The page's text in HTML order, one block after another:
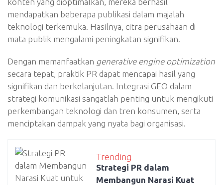
mendapatkan beberapa publikasi dalam majalah
teknologi terkemuka. Hasilnya, citra perusahaan di
mata publik mengalami peningkatan signifikan.
Dengan memanfaatkan generative engine optimization
secara tepat, praktik PR dapat mencapai hasil yang
signifikan dan berkelanjutan. Integrasi GEO dalam
strategi komunikasi sangatlah penting untuk mengikuti
perkembangan teknologi dan tren konsumen, serta
menciptakan dampak yang nyata bagi organisasi.
Trending
Strategi PR dalam
Membangun Narasi Kuat